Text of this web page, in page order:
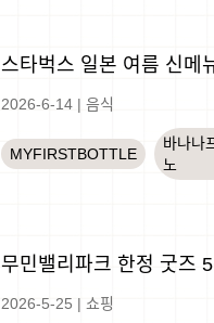
스타벅스 일본 여름 신메
2026-6-14 | 음식
MYFIRSTBOTTLE
바나나
노
무민밸리파크 한정 굿즈
2026-5-25 | 쇼핑